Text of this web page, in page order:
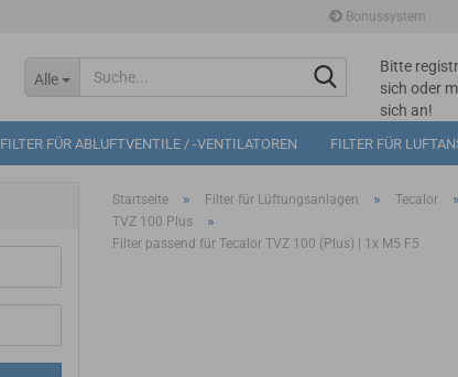
Bonussystem
Alle
Suche...
Bitte
sich oder
sich an!
Mögliche
FILTER FÜR ABLUFTVENTILE / -VENTILATOREN FILTER FÜR
Startseite » Filter für Lüftungsanlagen » Tecalor »
TVZ 100 Plus »
Filter passend für Tecalor TVZ 100 (Plus) | 1x M5 F5